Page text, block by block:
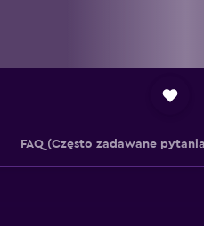
FAQ (Często zadawane